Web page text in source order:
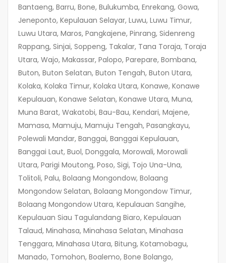
Bantaeng, Barru, Bone, Bulukumba, Enrekang, Gowa,
Jeneponto, Kepulauan Selayar, Luwu, Luwu Timur,
Luwu Utara, Maros, Pangkajene, Pinrang, Sidenreng
Rappang, Sinjai, Soppeng, Takalar, Tana Toraja, Toraja
Utara, Wajo, Makassar, Palopo, Parepare, Bombana,
Buton, Buton Selatan, Buton Tengah, Buton Utara,
Kolaka, Kolaka Timur, Kolaka Utara, Konawe, Konawe
Kepulauan, Konawe Selatan, Konawe Utara, Muna,
Muna Barat, Wakatobi, Bau-Bau, Kendari, Majene,
Mamasa, Mamuju, Mamuju Tengah, Pasangkayu,
Polewali Mandar, Banggai, Banggai Kepulauan,
Banggai Laut, Buol, Donggala, Morowali, Morowali
Utara, Parigi Moutong, Poso, Sigi, Tojo Una-Una,
Tolitoli, Palu, Bolaang Mongondow, Bolaang
Mongondow Selatan, Bolaang Mongondow Timur,
Bolaang Mongondow Utara, Kepulauan Sangihe,
Kepulauan Siau Tagulandang Biaro, Kepulauan
Talaud, Minahasa, Minahasa Selatan, Minahasa
Tenggara, Minahasa Utara, Bitung, Kotamobagu,
Manado, Tomohon, Boalemo, Bone Bolango,